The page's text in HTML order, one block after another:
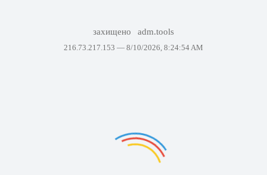
захищено adm.tools
216.73.217.153 — 8/10/2026, 8:24:54 AM